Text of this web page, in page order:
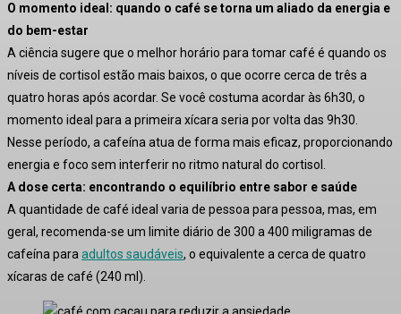
O momento ideal: quando o café se torna um aliado da energia e
do bem-estar
A ciência sugere que o melhor horário para tomar café é quando os
níveis de cortisol estão mais baixos, o que ocorre cerca de três a
quatro horas após acordar. Se você costuma acordar às 6h30, o
momento ideal para a primeira xícara seria por volta das 9h30.
Nesse período, a cafeína atua de forma mais eficaz, proporcionando
energia e foco sem interferir no ritmo natural do cortisol.
A dose certa: encontrando o equilíbrio entre sabor e saúde
A quantidade de café ideal varia de pessoa para pessoa, mas, em
geral, recomenda-se um limite diário de 300 a 400 miligramas de
cafeína para adultos saudáveis, o equivalente a cerca de quatro
xícaras de café (240 ml).